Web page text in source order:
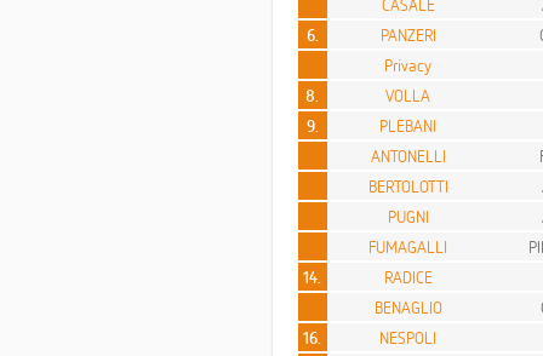
CASALE
6.
PANZERI
Privacy
8.
VOLLA
9.
PLEBANI
ANTONELLI
BERTOLOTTI
PUGNI
FUMAGALLI
14.
RADICE
BENAGLIO
16.
NESPOLI